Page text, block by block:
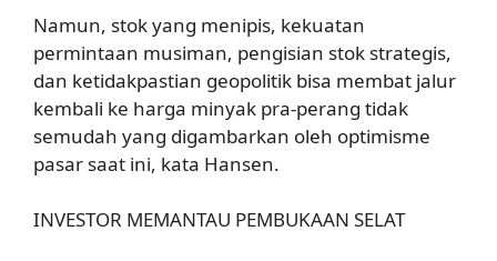
Namun, stok yang menipis, kekuatan
permintaan musiman, pengisian stok strategis,
dan ketidakpastian geopolitik bisa membat jalur
kembali ke harga minyak pra-perang tidak
semudah yang digambarkan oleh optimisme
pasar saat ini, kata Hansen.
INVESTOR MEMANTAU PEMBUKAAN SELAT